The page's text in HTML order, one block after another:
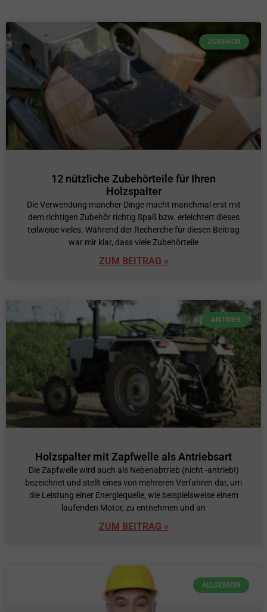
ZUBEHÖR
12 nützliche Zubehörteile für Ihren
Holzspalter
Die Verwendung mancher Dinge macht manchmal erst mit
dem richtigen Zubehör richtig Spaß bzw. erleichtert dieses
teilweise vieles. Während der Recherche für diesen Beitrag
war mir klar, dass viele Zubehörteile
ZUM BEITRAG »
ANTRIEB
Holzspalter mit Zapfwelle als Antriebsart
Die Zapfwelle wird auch als Nebenabtrieb (nicht -antrieb!)
bezeichnet und stellt eines von mehreren Verfahren dar, um
die Leistung einer Energiequelle, wie beispielsweise einem
laufenden Motor, zu entnehmen und an
ZUM BEITRAG »
ALLGEMEIN